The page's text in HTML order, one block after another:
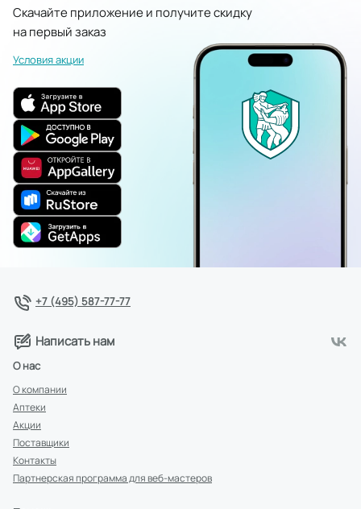
Скачайте приложение и получите скидку
на первый заказ
Условия акции
+7 (495) 587-77-77
Написать нам
О нас
О компании
Аптеки
Акции
Поставщики
Контакты
Партнерская программа для веб-мастеров